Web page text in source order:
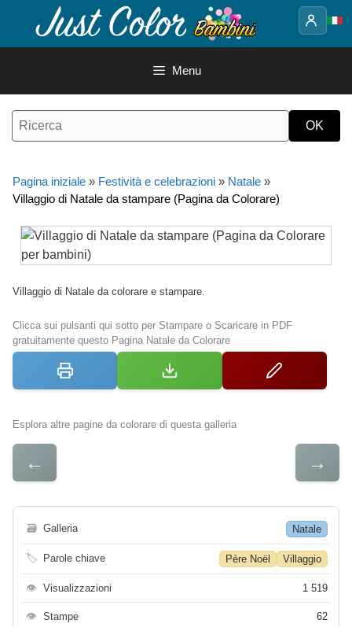
contenuto
Menu
Pagina iniziale » Festività e celebrazioni » Natale »
Villaggio di Natale da stampare (Pagina da Colorare)
Villaggio di Natale da colorare e stampare.
Clicca sui pulsanti qui sotto per Stampare o Scaricare in PDF
gratuitamente questo Pagina Natale da Colorare
Esplora altre pagine da colorare di questa galleria
← →
🗃 Galleria Natale
🏷 Parole chiave Père Noël Villaggio
👁 Visualizzazioni 1 519
👁 Stampe 62